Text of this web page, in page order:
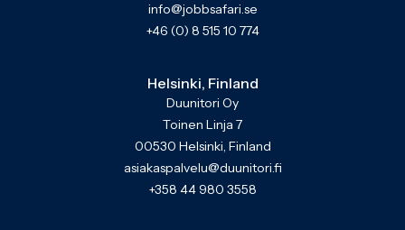
info@jobbsafari.se
+46 (0) 8 515 10 774
Helsinki, Finland
Duunitori Oy
Toinen Linja 7
00530 Helsinki, Finland
asiakaspalvelu@duunitori.fi
+358 44 980 3558